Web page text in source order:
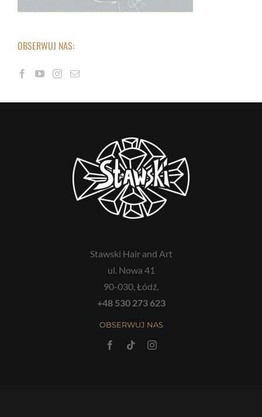
OBSERWUJ NAS:
Stawski Hair and Art
ul. Nowa 41
90-030, Łódź,
+48 530 273 623
OBSERWUJ NAS